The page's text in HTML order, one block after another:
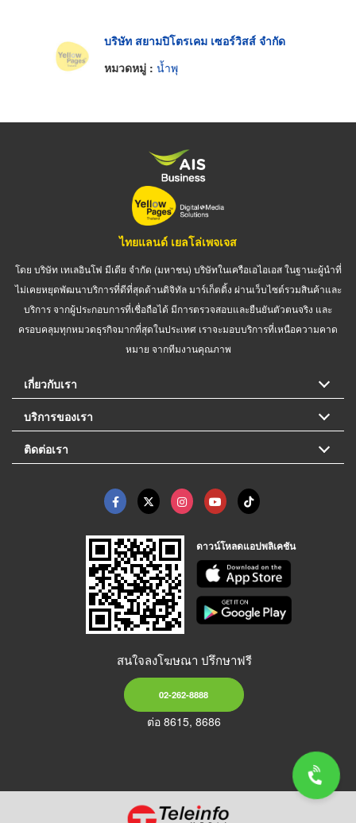
บริษัท สยามปิโตรเคม เซอร์วิสส์ จำกัด
หมวดหมู่ : น้ำพุ
ไทยแลนด์ เยลโล่เพจเจส
โดย บริษัท เทเลอินโฟ มีเดีย จำกัด (มหาชน) บริษัทในเครือเอไอเอส ในฐานะผู้นำที่
ไม่เคยหยุดพัฒนาบริการที่ดีที่สุดด้านดิจิทัล มาร์เก็ตติ้ง ผ่านเว็บไซต์รวมสินค้าและ
บริการ จากผู้ประกอบการที่เชื่อถือได้ มีการตรวจสอบและยืนยันตัวตนจริง และ
ครอบคลุมทุกหมวดธุรกิจมากที่สุดในประเทศ เราจะมอบบริการที่เหนือความคาด
หมาย จากทีมงานคุณภาพ
เกี่ยวกับเรา
บริการของเรา
ติดต่อเรา
ดาวน์โหลดแอปพลิเคชัน
สนใจลงโฆษณา ปรึกษาฟรี
02-262-8888
ต่อ 8615, 8686